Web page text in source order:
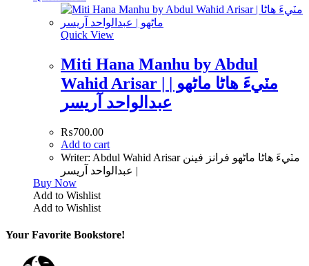
Quick View
Miti Hana Manhu by Abdul
Wahid Arisar | مٽيءَ هاڻا ماڻهو |
عبدالواحد آريسر
₨700.00
Add to cart
Writer: Abdul Wahid Arisar مٽيءَ هاڻا ماڻهو فرانز فينن
Buy Now
Add to Wishlist
Add to Wishlist
Your Favorite Bookstore!